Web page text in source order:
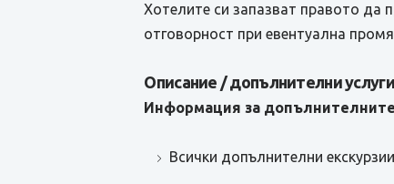
Хотелите си запазват правото да
отговорност при евентуална
Описание / допълнителни
Информация за допълнителните
Всички допълнителни